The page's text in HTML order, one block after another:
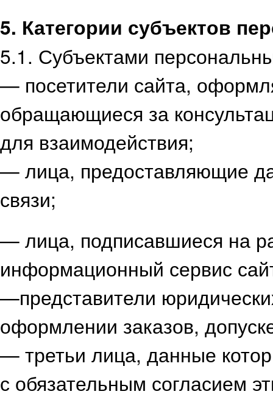
5. Категории субъектов
5.1. Субъектами
— посетители сайта,
обращающиеся за
для взаимодействия;
— лица, предоставляющие
связи;
— лица, подписавшиеся на
информационный сервис
—представители
оформлении заказов,
— третьи лица, данные
с обязательным согласием